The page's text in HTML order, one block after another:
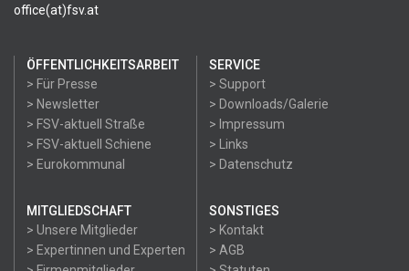
office(at)fsv.at
ÖFFENTLICHKEITSARBEIT
> Für Presse
> Newsletter
> FSV-aktuell Straße
> FSV-aktuell Schiene
> Eurokommunal
SERVICE
> Support
> Downloads/Galerie
> Impressum
> Links
> Datenschutz
MITGLIEDSCHAFT
> Unsere Mitglieder
> Expertinnen und Experten
SONSTIGES
> Kontakt
> AGB